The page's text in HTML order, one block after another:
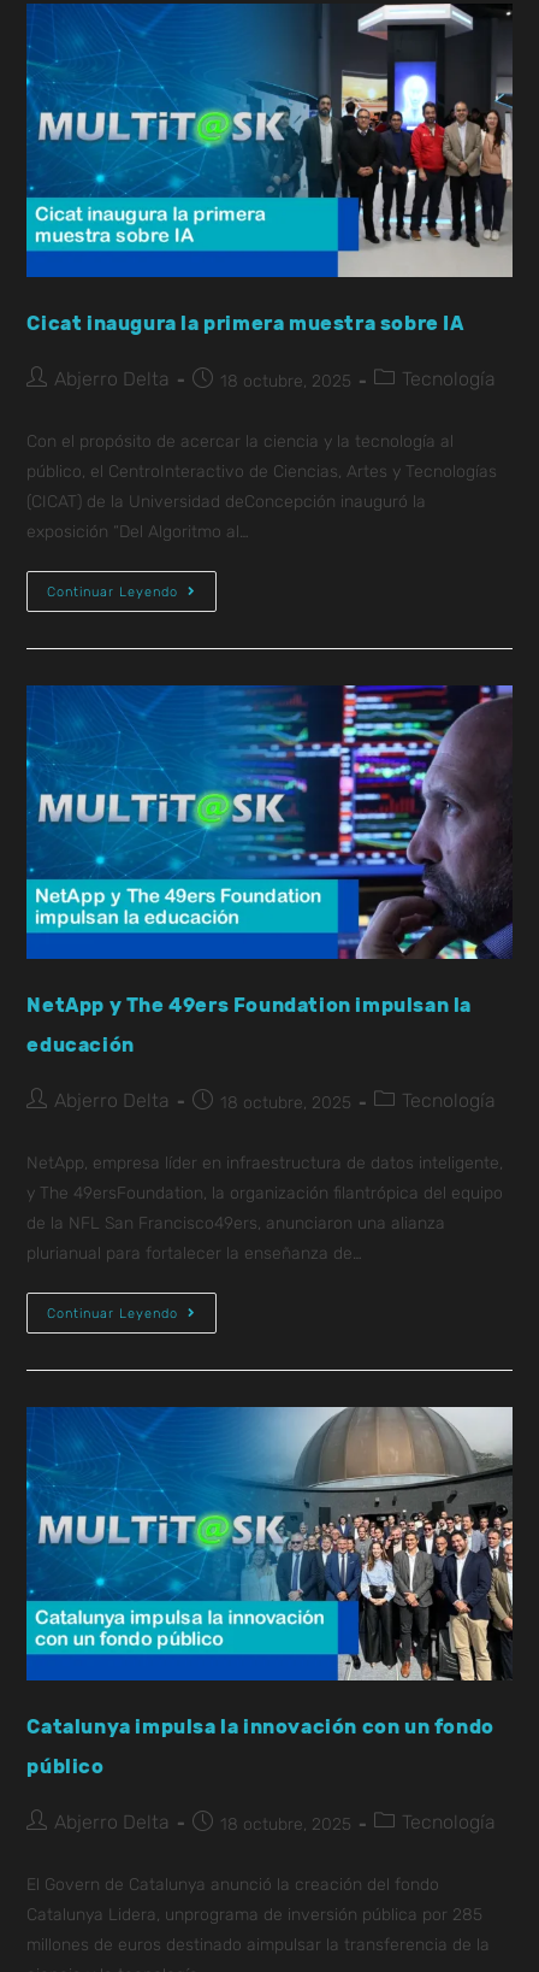
Cicat inaugura la primera muestra sobre IA
Abjerro Delta 18 octubre, 2025 Tecnología
Con el propósito de acercar la ciencia y la tecnología al
público, el CentroInteractivo de Ciencias, Artes y Tecnologías
(CICAT) de la Universidad deConcepción inauguró la
exposición “Del Algoritmo al…
Continuar Leyendo
NetApp y The 49ers Foundation impulsan la
educación
Abjerro Delta 18 octubre, 2025 Tecnología
NetApp, empresa líder en infraestructura de datos inteligente,
y The 49ersFoundation, la organización filantrópica del equipo
de la NFL San Francisco49ers, anunciaron una alianza
plurianual para fortalecer la enseñanza de…
Continuar Leyendo
Catalunya impulsa la innovación con un fondo
público
Abjerro Delta 18 octubre, 2025 Tecnología
El Govern de Catalunya anunció la creación del fondo
Catalunya Lidera, unprograma de inversión pública por 285
millones de euros destinado aimpulsar la transferencia de la